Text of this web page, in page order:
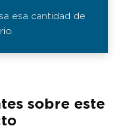
esa cantidad de
sobre este